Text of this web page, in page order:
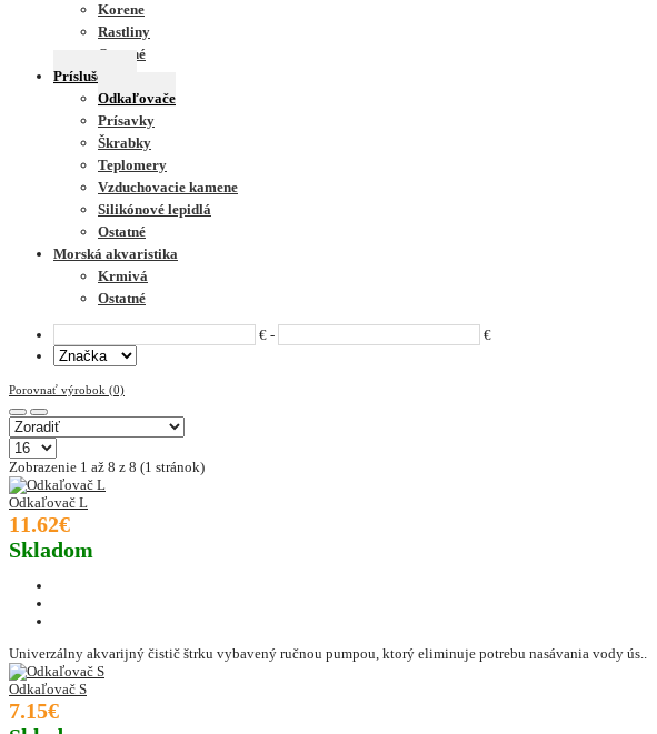
Korene
Rastliny
Ostatné
Príslušenstvo
Odkaľovače
Prísavky
Škrabky
Teplomery
Vzduchovacie kamene
Silikónové lepidlá
Ostatné
Morská akvaristika
Krmivá
Ostatné
€ - €
Porovnať výrobok (0)
Zobrazenie 1 až 8 z 8 (1 stránok)
Odkaľovač L
11.62€
Skladom
Univerzálny akvarijný čistič štrku vybavený ručnou pumpou, ktorý eliminuje potrebu nasávania vody ús..
Odkaľovač S
7.15€